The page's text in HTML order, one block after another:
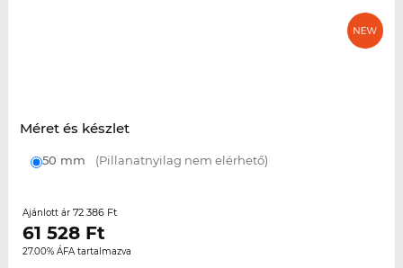
Méret és készlet
50 mm (Pillanatnyilag nem elérhető)
Ajánlott ár 72 386 Ft
61 528Ft
27.00% ÁFA tartalmazva